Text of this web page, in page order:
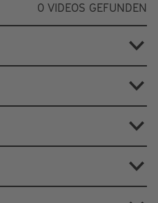
0 VIDEOS GEFUNDEN